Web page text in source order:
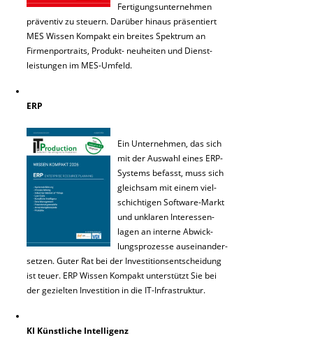
Fertigungsunternehmen
präventiv zu steuern. Darüber hinaus präsentiert
MES Wissen Kompakt ein breites Spektrum an
Firmenportraits, Produkt- neuheiten und Dienst-
leistungen im MES-Umfeld.
ERP
Ein Unternehmen, das sich
mit der Auswahl eines ERP-
Systems befasst, muss sich
gleichsam mit einem viel-
schichtigen Software-Markt
und unklaren Interessen-
lagen an interne Abwick-
lungsprozesse auseinander-
setzen. Guter Rat bei der Investitionsentscheidung
ist teuer. ERP Wissen Kompakt unterstützt Sie bei
der gezielten Investition in die IT-Infrastruktur.
KI Künstliche Intelligenz